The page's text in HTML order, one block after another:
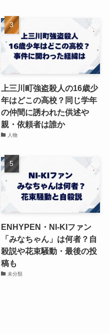
上三川町強盗殺人の16歳少
年はどこの高校？同じ学年
の仲間に誘われた供述や
親・依頼者は誰か
人物
ENHYPEN・NI-KIファン
「みなちゃん」は何者？自
殺説や花束騒動・最後の投
稿も
未分類